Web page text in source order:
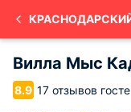
Вилла Mыс
8.9 17 отзывов